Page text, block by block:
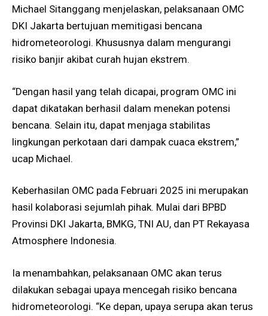
Michael Sitanggang menjelaskan, pelaksanaan OMC
DKI Jakarta bertujuan memitigasi bencana
hidrometeorologi. Khususnya dalam mengurangi
risiko banjir akibat curah hujan ekstrem.
“Dengan hasil yang telah dicapai, program OMC ini
dapat dikatakan berhasil dalam menekan potensi
bencana. Selain itu, dapat menjaga stabilitas
lingkungan perkotaan dari dampak cuaca ekstrem,”
ucap Michael.
Keberhasilan OMC pada Februari 2025 ini merupakan
hasil kolaborasi sejumlah pihak. Mulai dari BPBD
Provinsi DKI Jakarta, BMKG, TNI AU, dan PT Rekayasa
Atmosphere Indonesia.
Ia menambahkan, pelaksanaan OMC akan terus
dilakukan sebagai upaya mencegah risiko bencana
hidrometeorologi. “Ke depan, upaya serupa akan terus